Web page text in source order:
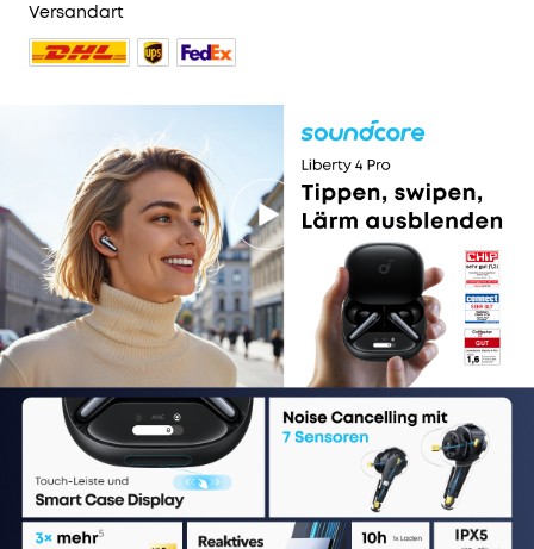
Versandart
135 reviews
Farbe: Schwarz Hochglanz
129,99€